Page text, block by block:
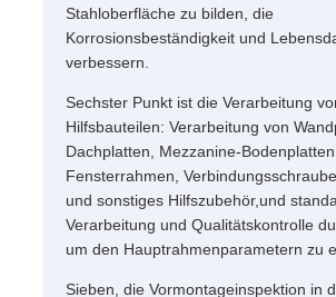
Stahloberfläche zu bilden, die
Korrosionsbeständigkeit und
verbessern.
Sechster Punkt ist die Verarbeitung
Hilfsbauteilen: Verarbeitung von
Dachplatten, Mezzanine-
Fensterrahmen,
und sonstiges Hilfszubehör,und
Verarbeitung und Qualitätskontrolle
um den Hauptrahmenparametern zu
Sieben, die Vormontageinspektion in